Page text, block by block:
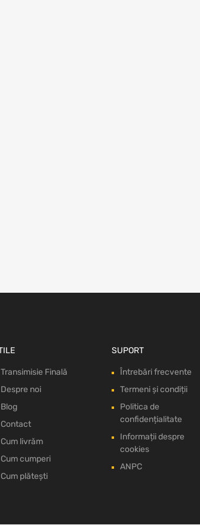
Transimisie Finală
Despre noi
Blog
Contact
Cum livrăm
Cum cumperi
Cum plătești
SUPORT
Întrebări frecvente
Termeni și condiții
Politica de
confidențialitate
Informații despre
cookies
ANPC